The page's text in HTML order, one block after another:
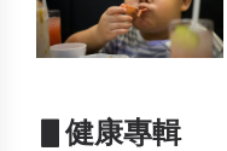
▋健康專輯